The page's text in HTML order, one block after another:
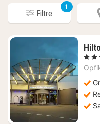
Filtre
1
, 4